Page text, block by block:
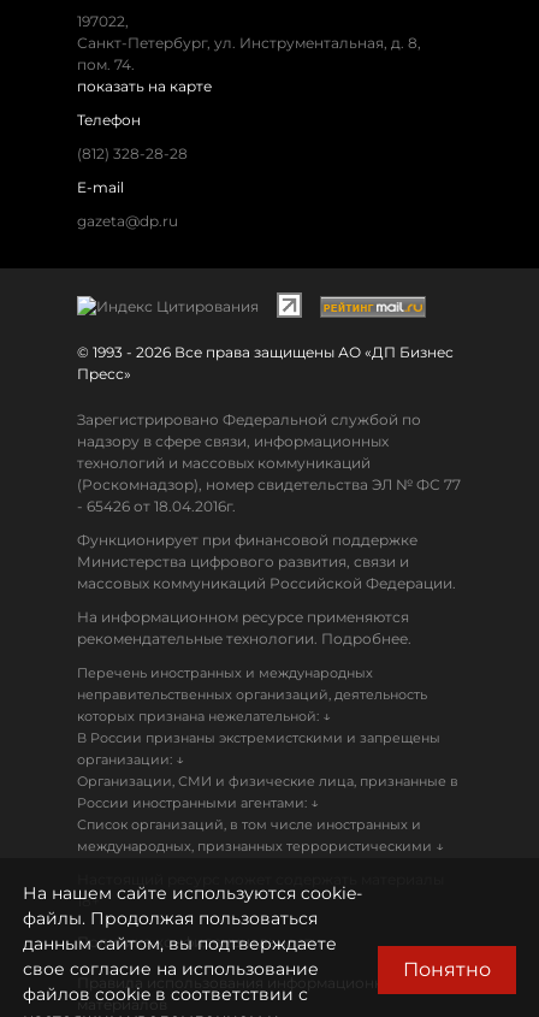
197022,
Санкт-Петербург, ул. Инструментальная, д. 8,
пом. 74.
показать на карте
Телефон
(812) 328-28-28
E-mail
gazeta@dp.ru
© 1993 - 2026 Все права защищены АО «ДП Бизнес
Пресс»
Зарегистрировано Федеральной службой по
надзору в сфере связи, информационных
технологий и массовых коммуникаций
(Роскомнадзор), номер свидетельства ЭЛ № ФС 77
- 65426 от 18.04.2016г.
Функционирует при финансовой поддержке
Министерства цифрового развития, связи и
массовых коммуникаций Российской Федерации.
На информационном ресурсе применяются
рекомендательные технологии. Подробнее.
Перечень иностранных и международных
неправительственных организаций, деятельность
которых признана нежелательной: ↓
В России признаны экстремистскими и запрещены
организации: ↓
Организации, СМИ и физические лица, признанные в
России иностранными агентами: ↓
Список организаций, в том числе иностранных и
международных, признанных террористическими ↓
18+
Политика конфиденциальности
Правила использования информационных
материалов
На нашем сайте используются cookie-
файлы. Продолжая пользоваться
данным сайтом, вы подтверждаете
свое согласие на использование
файлов cookie в соответствии с
Понятно